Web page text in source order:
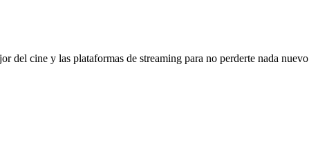
del cine y las plataformas de streaming para no perderte nada nuevo